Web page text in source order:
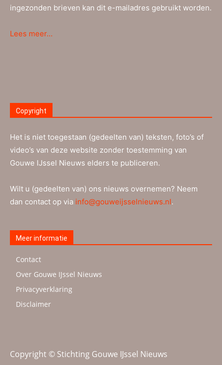
ingezonden brieven kan dit e-mailadres gebruikt worden.
Lees meer…
Copyright
Het is niet toegestaan (gedeelten van) teksten, foto’s of
video’s van deze website zonder toestemming van
Gouwe IJssel Nieuws elders te publiceren.
Wilt u (gedeelten van) ons nieuws overnemen? Neem
dan contact op via info@gouweijsselnieuws.nl.
Meer informatie
Contact
Over Gouwe IJssel Nieuws
Privacyverklaring
Disclaimer
Copyright © Stichting Gouwe IJssel Nieuws